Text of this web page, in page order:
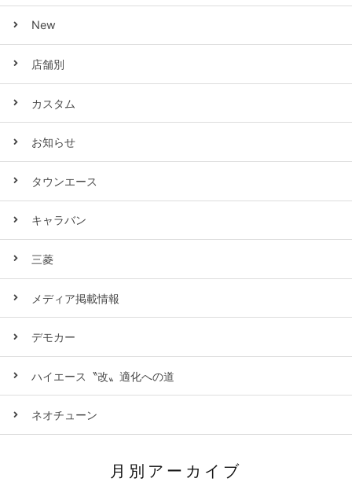
New
店舗別
カスタム
お知らせ
タウンエース
キャラバン
三菱
メディア掲載情報
デモカー
ハイエース〝改〟適化への道
ネオチューン
月別アーカイブ